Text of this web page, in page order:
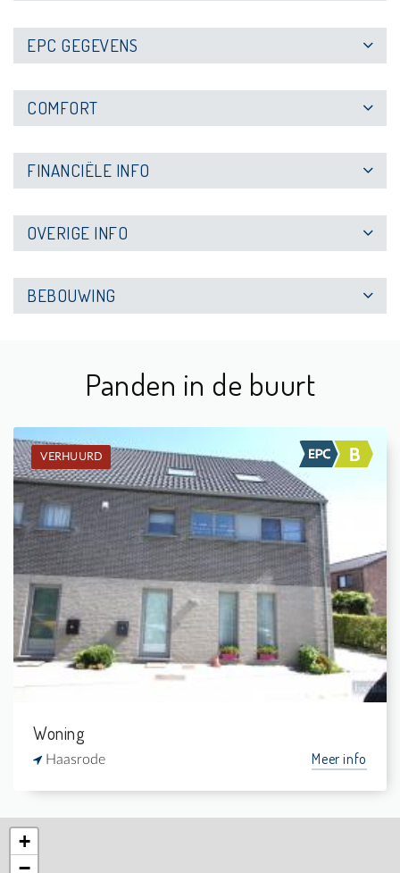
EPC GEGEVENS
COMFORT
FINANCIËLE INFO
OVERIGE INFO
BEBOUWING
Panden in de buurt
VERHUURD
Verhuurd: Hoekwoning
3
-
1
160 m²
Woning
Haasrode Meer info
+
−